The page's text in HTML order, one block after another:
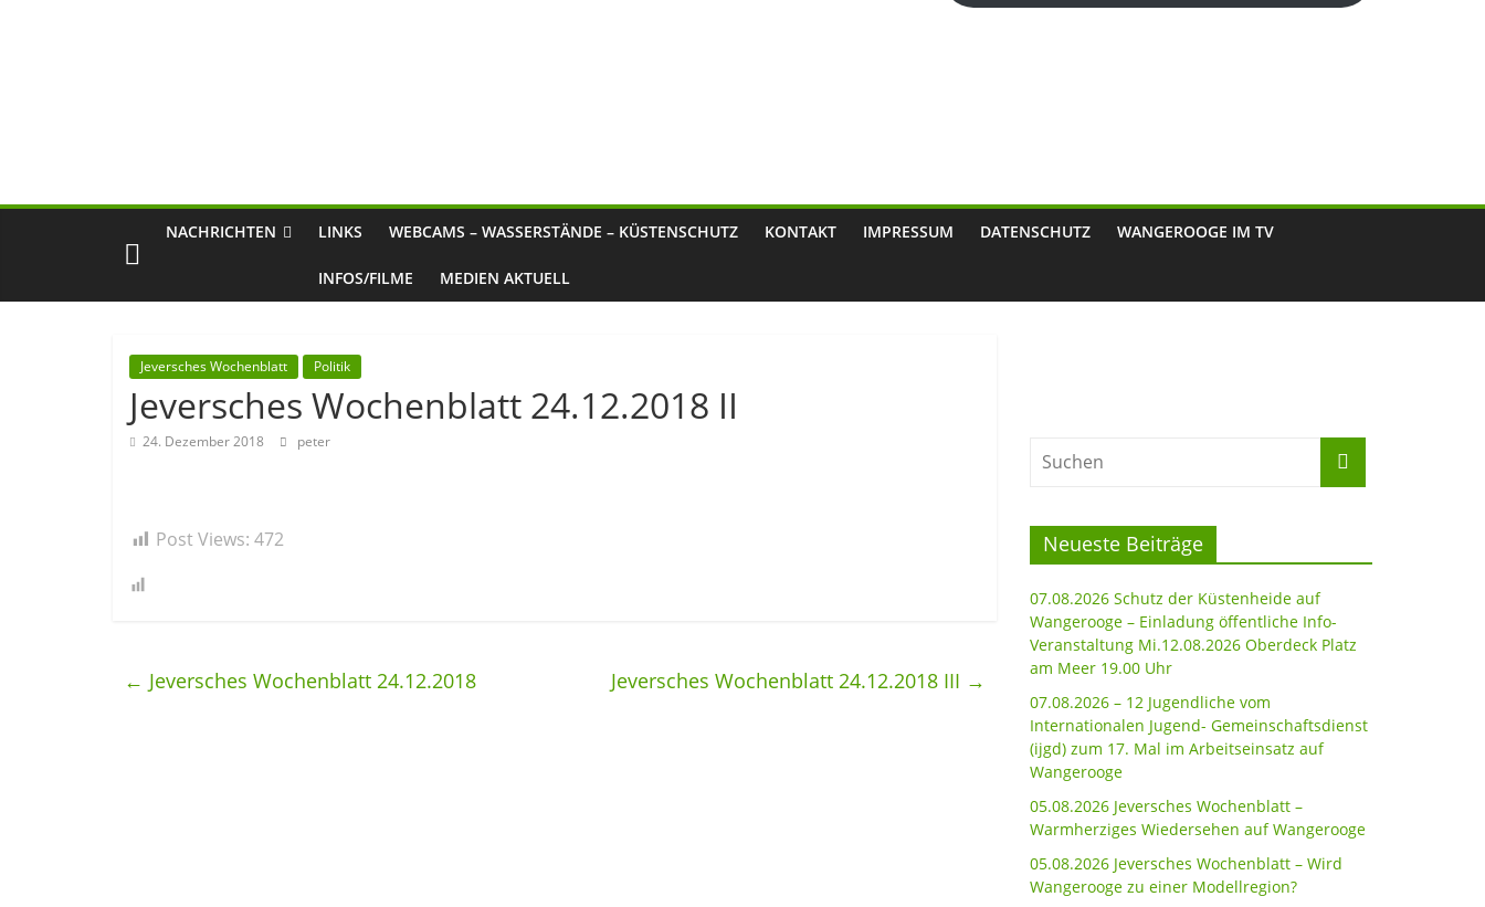
NACHRICHTEN LINKS WEBCAMS – WASSERSTÄNDE – KÜSTENSCHUTZ KONTAKT IMPRESSUM DATENSCHUTZ WANGEROOGE IM TV
INFOS/FILME MEDIEN AKTUELL
Jeversches Wochenblatt Politik
Jeversches Wochenblatt 24.12.2018 II
24. Dezember 2018 peter
Post Views: 472
← Jeversches Wochenblatt 24.12.2018 Jeversches Wochenblatt 24.12.2018 III →
Neueste Beiträge
07.08.2026 Schutz der Küstenheide auf
Wangerooge – Einladung öffentliche Info-
Veranstaltung Mi.12.08.2026 Oberdeck Platz
am Meer 19.00 Uhr
07.08.2026 – 12 Jugendliche vom
Internationalen Jugend- Gemeinschaftsdienst
(ijgd) zum 17. Mal im Arbeitseinsatz auf
Wangerooge
05.08.2026 Jeversches Wochenblatt –
Warmherziges Wiedersehen auf Wangerooge
05.08.2026 Jeversches Wochenblatt – Wird
Wangerooge zu einer Modellregion?